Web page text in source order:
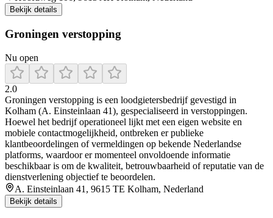
Bekijk details
Groningen verstopping
Nu open
2.0
Groningen verstopping is een loodgietersbedrijf gevestigd in
Kolham (A. Einsteinlaan 41), gespecialiseerd in verstoppingen.
Hoewel het bedrijf operationeel lijkt met een eigen website en
mobiele contactmogelijkheid, ontbreken er publieke
klantbeoordelingen of vermeldingen op bekende Nederlandse
platforms, waardoor er momenteel onvoldoende informatie
beschikbaar is om de kwaliteit, betrouwbaarheid of reputatie van de
dienstverlening objectief te beoordelen.
A. Einsteinlaan 41, 9615 TE Kolham, Nederland
Bekijk details